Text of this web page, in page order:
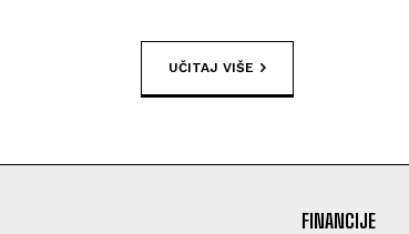
UČITAJ VIŠE
FINANCIJE